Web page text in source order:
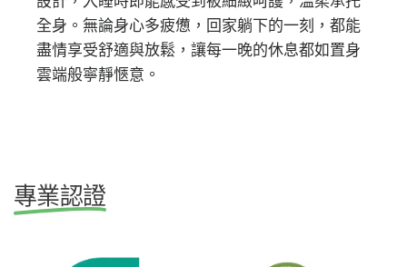
全身。無論身心多疲憊，回家躺下的一刻，都能
盡情享受舒適與放鬆，讓每一晚的休息都如置身
雲端般寧靜愜意。
專業認證